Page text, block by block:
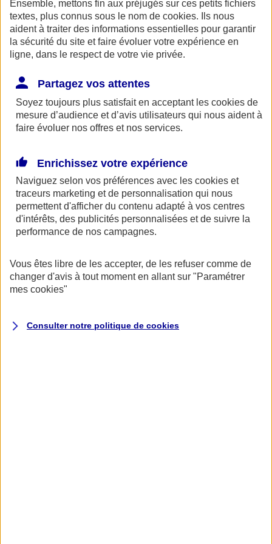
AXA Entraide met à votre disposition, ainsi qu'à celle de vos
proches une ligne de soutien psychologique. Ce service gratuit est
accessible 24h/24 au 0800 77 88 95.
Espace Client
Fermer le bandeau d'alerte
Ensemble, mettons fin aux préjugés sur ces petits fichiers
textes, plus connus sous le nom de cookies. Ils nous
aident à traiter des informations essentielles pour garantir
la sécurité du site et faire évoluer votre expérience en
ligne, dans le respect de votre vie privée.
Partagez vos attentes
Soyez toujours plus satisfait en acceptant les cookies de
mesure d’audience et d’avis utilisateurs qui nous aident à
faire évoluer nos offres et nos services.
Enrichissez votre expérience
Naviguez selon vos préférences avec les cookies et
traceurs marketing et de personnalisation qui nous
permettent d'afficher du contenu adapté à vos centres
d'intérêts, des publicités personnalisées et de suivre la
performance de nos campagnes.
Vous êtes libre de les accepter, de les refuser comme de
changer d'avis à tout moment en allant sur "Paramétrer
mes cookies"
Consulter notre politique de cookies